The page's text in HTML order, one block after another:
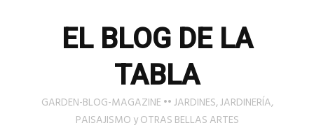
EL BLOG DE LA
TABLA
GARDEN-BLOG-MAGAZINE •• JARDINES, JARDINERÍA,
PAISAJISMO y OTRAS BELLAS ARTES